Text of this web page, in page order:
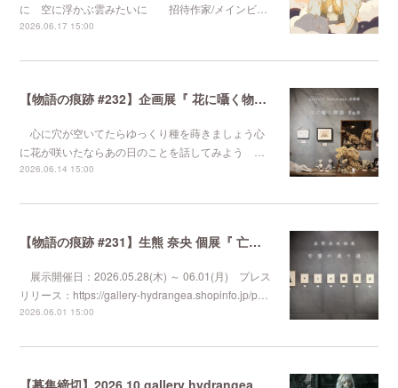
に 空に浮かぶ雲みたいに 招待作家/メインビ…
2026.06.17 15:00
【物語の痕跡 #232】企画展『 花に囁く物語 Ep.6 』
心に穴が空いてたらゆっくり種を蒔きましょう心
に花が咲いたならあの日のことを話してみよう …
2026.06.14 15:00
【物語の痕跡 #231】生熊 奈央 個展『 亡霊の通り道 』
展示開催日：2026.05.28(木) ～ 06.01(月) プレス
リリース：https://gallery-hydrangea.shopinfo.jp/p…
2026.06.01 15:00